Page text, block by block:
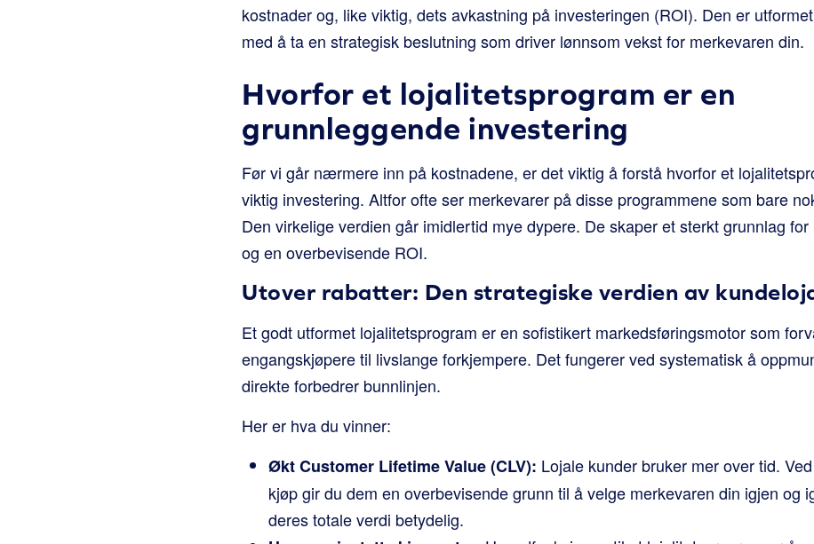
kostnader og, like viktig, dets avkastning på investeringen (ROI). Den er
med å ta en strategisk beslutning som driver lønnsom vekst for merkevaren din.
Hvorfor et lojalitetsprogram er en
grunnleggende investering
Før vi går nærmere inn på kostnadene, er det viktig å forstå hvorfor et
viktig investering. Altfor ofte ser merkevarer på disse programmene som bare
Den virkelige verdien går imidlertid mye dypere. De skaper et sterkt grunnlag
og en overbevisende ROI.
Utover rabatter: Den strategiske verdien av
Et godt utformet lojalitetsprogram er en sofistikert markedsføringsmotor som
engangskjøpere til livslange forkjempere. Det fungerer ved systematisk å
direkte forbedrer bunnlinjen.
Her er hva du vinner:
Økt Customer Lifetime Value (CLV): Lojale kunder bruker mer over tid.
kjøp gir du dem en overbevisende grunn til å velge merkevaren din igjen og
deres totale verdi betydelig.